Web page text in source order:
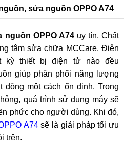
sửa nguồn OPPO A74
nguồn OPPO A74uy tín, Chất
tâm sửa chữa MCCare. Điện
kỳ thiết bị điện tử nào đều
giúp phân phối năng lượng
động một cách ổn định. Trong
quá trình sử dụng máy sẽ
phức cho người dùng. Khi đó,
A74sẽ là giải pháp tối ưu
trên.